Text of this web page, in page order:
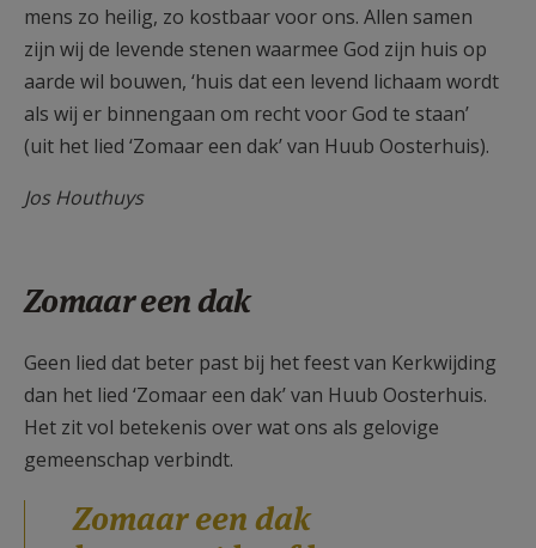
mens zo heilig, zo kostbaar voor ons. Allen samen
zijn wij de levende stenen waarmee God zijn huis op
aarde wil bouwen, ‘huis dat een levend lichaam wordt
als wij er binnengaan om recht voor God te staan’
(uit het lied ‘Zomaar een dak’ van Huub Oosterhuis).
Jos Houthuys
Zomaar een dak
Geen lied dat beter past bij het feest van Kerkwijding
dan het lied ‘Zomaar een dak’ van Huub Oosterhuis.
Het zit vol betekenis over wat ons als gelovige
gemeenschap verbindt.
Zomaar een dak